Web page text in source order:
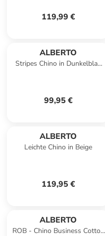
119,99 €
ALBERTO
Stripes Chino in Dunkelblau
99,95 €
ALBERTO
Leichte Chino in Beige
119,95 €
ALBERTO
ROB - Chino Business Cotton